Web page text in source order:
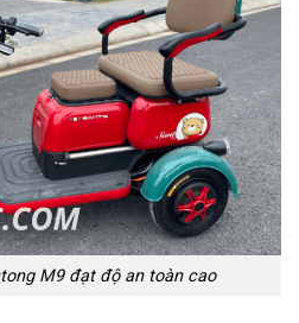
M9 đạt độ an toàn cao